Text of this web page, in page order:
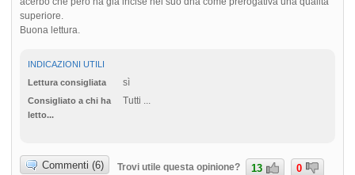
superiore.
Buona lettura.
INDICAZIONI UTILI
Lettura consigliata
sì
Consigliato a chi ha
letto...
Tutti ...
Commenti (6) Trovi utile questa opinione? 13 0